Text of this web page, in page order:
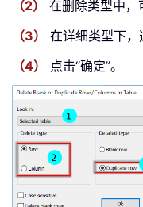
（2）
在删除类型中，
（3）
在详细类型下，
（4）
点击“确定”。